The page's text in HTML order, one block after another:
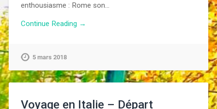
enthousiasme : Rome son…
Continue Reading →
5 mars 2018
Voyage en Italie – Départ